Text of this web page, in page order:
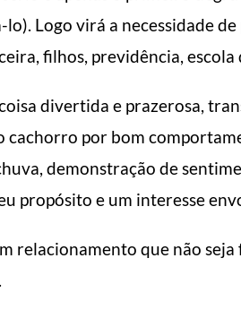
Logo virá a necessidade
filhos, previdência, escola
divertida e prazerosa,
cachorro por bom
demonstração de
propósito e um interesse
relacionamento que não